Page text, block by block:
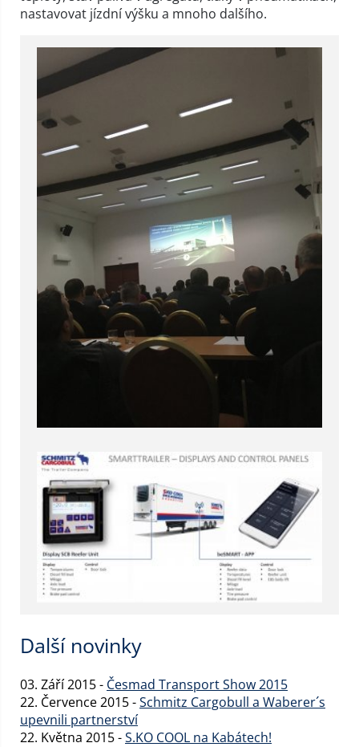
nastavovat jízdní výšku a mnoho dalšího.
Další novinky
03. Září 2015 - Česmad Transport Show 2015
22. Července 2015 -Schmitz Cargobull a Waberer´s
upevnili partnerství
22. Května 2015 -S.KO COOL na Kabátech!